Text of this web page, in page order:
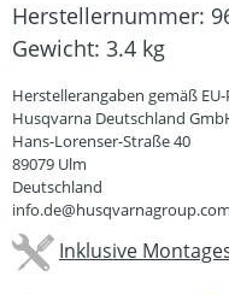
Herstellernummer:
Gewicht: 3.4 kg
Herstellerangaben gemäß
Husqvarna Deutschland
Hans-Lorenser-Straße 40
89079 Ulm
Deutschland
info.de@husqvarnagroup.com
Inklusive